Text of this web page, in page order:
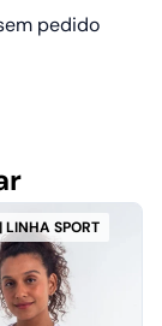
pedido
LINHA SPORT